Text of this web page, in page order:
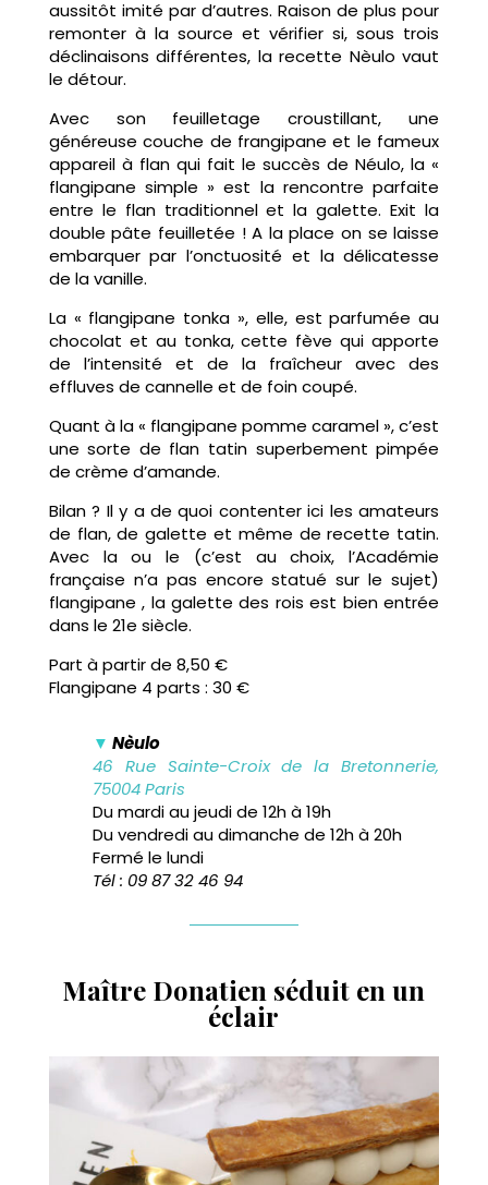
aussitôt imité par d’autres. Raison de plus pour
remonter à la source et vérifier si, sous trois
déclinaisons différentes, la recette Nèulo vaut
le détour.
Avec son feuilletage croustillant, une
généreuse couche de frangipane et le fameux
appareil à flan qui fait le succès de Néulo, la «
flangipane simple » est la rencontre parfaite
entre le flan traditionnel et la galette. Exit la
double pâte feuilletée ! A la place on se laisse
embarquer par l’onctuosité et la délicatesse
de la vanille.
La « flangipane tonka », elle, est parfumée au
chocolat et au tonka, cette fève qui apporte
de l’intensité et de la fraîcheur avec des
effluves de cannelle et de foin coupé.
Quant à la « flangipane pomme caramel », c’est
une sorte de flan tatin superbement pimpée
de crème d’amande.
Bilan ? Il y a de quoi contenter ici les amateurs
de flan, de galette et même de recette tatin.
Avec la ou le (c’est au choix, l’Académie
française n’a pas encore statué sur le sujet)
flangipane , la galette des rois est bien entrée
dans le 21e siècle.
Part à partir de 8,50 €
Flangipane 4 parts : 30 €
▼ Nèulo
46 Rue Sainte-Croix de la Bretonnerie,
75004 Paris
Du mardi au jeudi de 12h à 19h
Du vendredi au dimanche de 12h à 20h
Fermé le lundi
Tél : 09 87 32 46 94
Maître Donatien séduit en un
éclair